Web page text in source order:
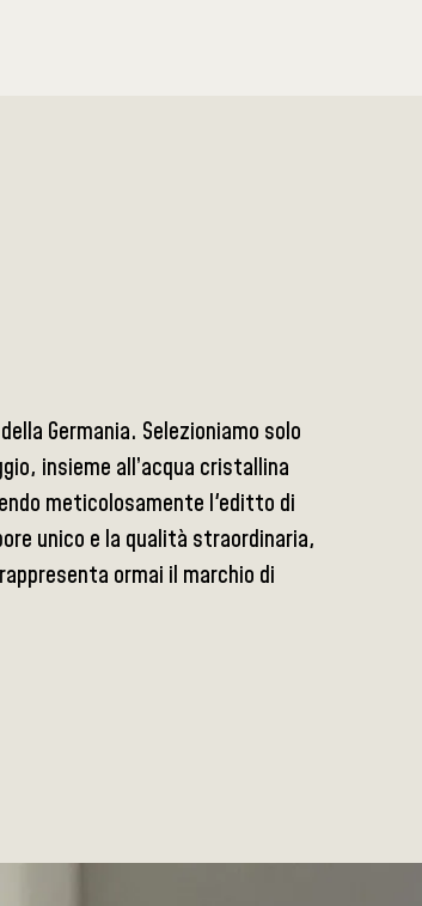
Germania. Selezioniamo solo
insieme all’acqua cristallina
meticolosamente l'editto di
unico e la qualità straordinaria,
ormai il marchio di